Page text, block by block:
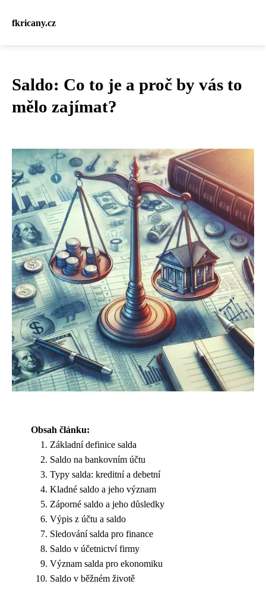
fkricany.cz
Saldo: Co to je a proč by vás to
mělo zajímat?
Obsah článku:
Základní definice salda
Saldo na bankovním účtu
Typy salda: kreditní a debetní
Kladné saldo a jeho význam
Záporné saldo a jeho důsledky
Výpis z účtu a saldo
Sledování salda pro finance
Saldo v účetnictví firmy
Význam salda pro ekonomiku
Saldo v běžném životě